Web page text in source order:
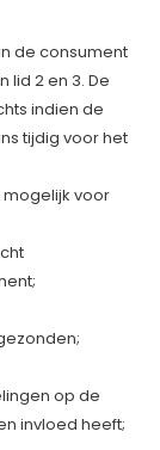
de consument
lid 2 en 3. De
indien de
tijdig voor het
mogelijk voor
op de
invloed heeft;